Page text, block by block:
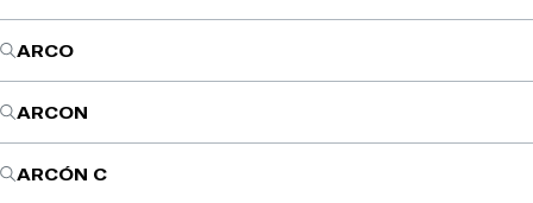
ARCO
ARCON
ARCÓN C